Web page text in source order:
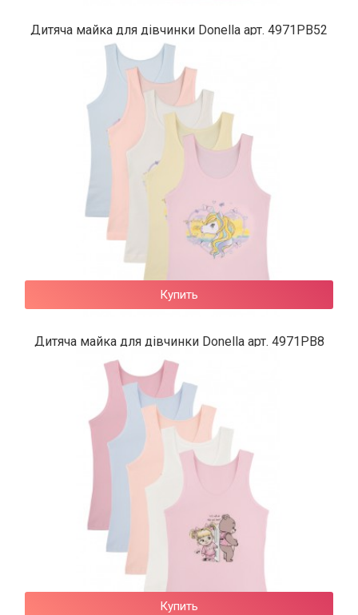
Дитяча майка для дівчинки Donella арт. 4971PB52
125 грн.
Купить
Дитяча майка для дівчинки Donella арт. 4971PB8
134 грн.
Купить